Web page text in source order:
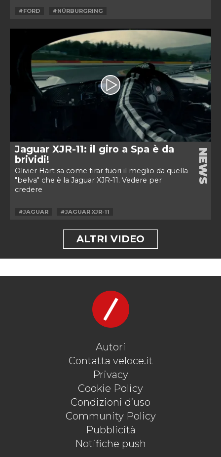
#FORD #NÜRBURGRING
Jaguar XJR-11: il giro a Spa è da
brividi!
Olivier Hart sa come tirar fuori il meglio da quella
"belva" che è la Jaguar XJR-11. Vedere per
credere
NEWS
#JAGUAR #JAGUAR XJR-11
ALTRI VIDEO
Autori
Contatta veloce.it
Privacy
Cookie Policy
Condizioni d’uso
Community Policy
Pubblicità
Notifiche push